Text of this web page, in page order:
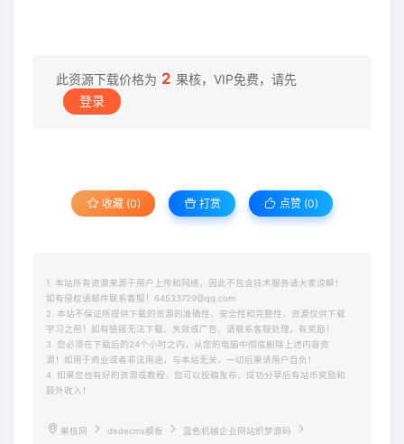
此资源下载价格为 2 果核，VIP免费，请先
登录
收藏 (0) 打赏 点赞 (0)
1. 本站所有资源来源于用户上传和网络，因此不包含技术服务请大家谅解！
如有侵权请邮件联系客服！64533729@qq.com
2. 本站不保证所提供下载的资源的准确性、安全性和完整性，资源仅供下载
学习之用！如有链接无法下载、失效或广告，请联系客服处理，有奖励！
3. 您必须在下载后的24个小时之内，从您的电脑中彻底删除上述内容资
源！如用于商业或者非法用途，与本站无关，一切后果请用户自负！
4. 如果您也有好的资源或教程，您可以投稿发布，成功分享后有站币奖励和
额外收入！
果核网 dedecms模板
蓝色机械企业网站织梦源码